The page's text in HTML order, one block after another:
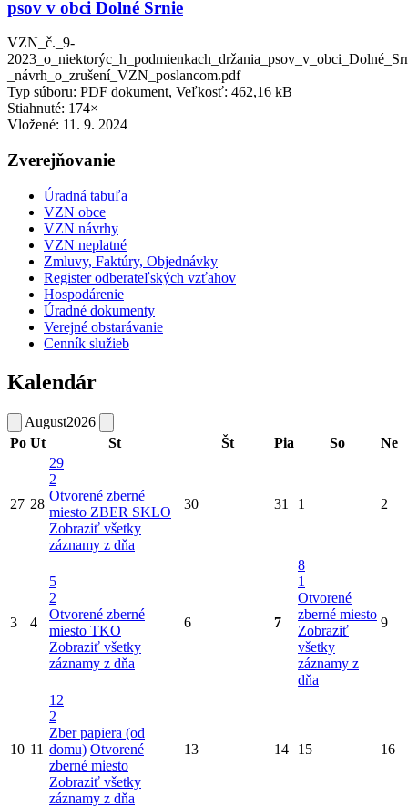
psov v obci Dolné Srnie
VZN_č._9-
_návrh_o_zrušení_VZN_poslancom.pdf
Typ súboru: PDF dokument, Veľkosť: 462,16 kB
Stiahnuté: 174×
Vložené: 11. 9. 2024
Zverejňovanie
Úradná tabuľa
VZN obce
VZN návrhy
VZN neplatné
Zmluvy, Faktúry, Objednávky
Register odberateľských vzťahov
Hospodárenie
Úradné dokumenty
Verejné obstarávanie
Cenník služieb
Kalendár
August2026
Po Ut St Št Pia So Ne
27 28
29
2
Otvorené zberné
miesto ZBER SKLO
Zobraziť všetky
záznamy z dňa
30 31 1 2
3 4
5
2
Otvorené zberné
miesto TKO
Zobraziť všetky
záznamy z dňa
6 7
8
1
Otvorené
zberné miesto
Zobraziť
všetky
záznamy z
dňa
9
10 11
12
2
Zber papiera (od
domu) Otvorené
zberné miesto
Zobraziť všetky
záznamy z dňa
13 14 15 16